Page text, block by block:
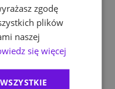
zgodę
plików
naszej
się więcej